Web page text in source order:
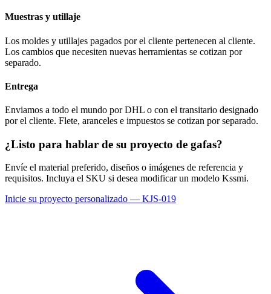
Muestras y utillaje
Los moldes y utillajes pagados por el cliente pertenecen al cliente.
Los cambios que necesiten nuevas herramientas se cotizan por
separado.
Entrega
Enviamos a todo el mundo por DHL o con el transitario designado
por el cliente. Flete, aranceles e impuestos se cotizan por separado.
¿Listo para hablar de su proyecto de gafas?
Envíe el material preferido, diseños o imágenes de referencia y
requisitos. Incluya el SKU si desea modificar un modelo Kssmi.
Inicie su proyecto personalizado — KJS-019